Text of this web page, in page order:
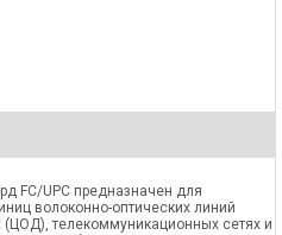
FC/UPC предназначен для
волоконно-оптических линий
(ЦОД), телекоммуникационных сетях и